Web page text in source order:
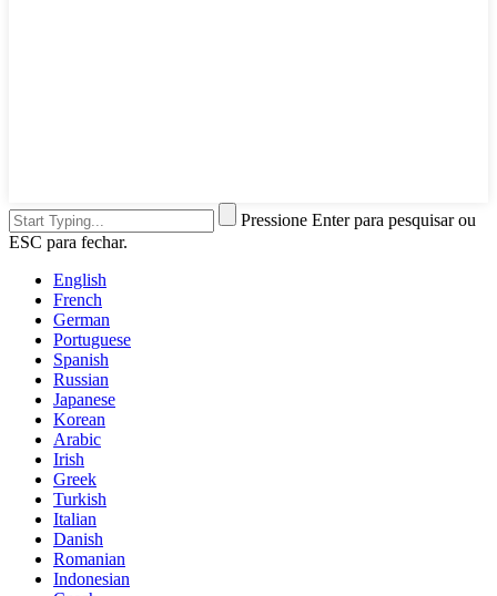
Pressione Enter para pesquisar ou
ESC para fechar.
English
French
German
Portuguese
Spanish
Russian
Japanese
Korean
Arabic
Irish
Greek
Turkish
Italian
Danish
Romanian
Indonesian